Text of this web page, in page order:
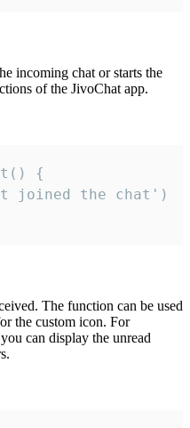
incoming chat or starts the
of the JivoChat app.
{
The function can be used
the custom icon. For
can display the unread